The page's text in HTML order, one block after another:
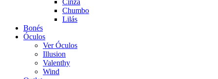
Cinza
Chumbo
Lilás
Bonés
Óculos
Ver Óculos
Illusion
Valenthy
Wind